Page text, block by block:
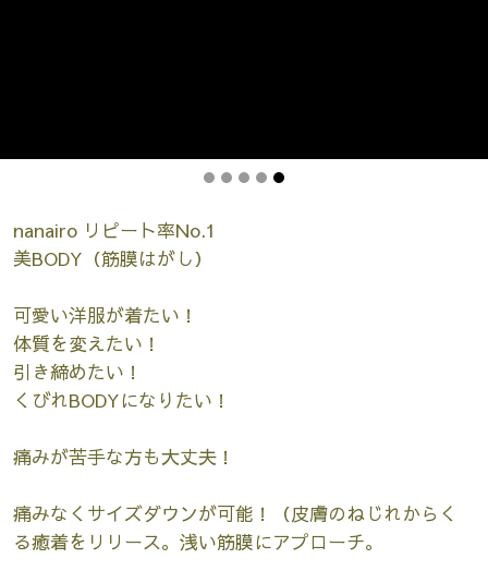
nanairo リピート率No.1
美BODY（筋膜はがし）
可愛い洋服が着たい！
体質を変えたい！
引き締めたい！
くびれBODYになりたい！
痛みが苦手な方も大丈夫！
痛みなくサイズダウンが可能！（皮膚のねじれからく
る癒着をリリース。浅い筋膜にアプローチ。